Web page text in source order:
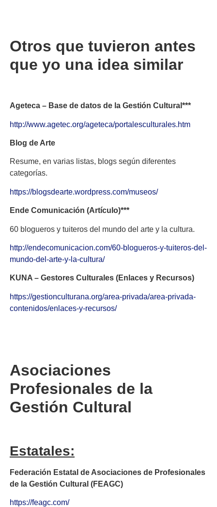
Otros que tuvieron antes
que yo una idea similar
Ageteca – Base de datos de la Gestión Cultural***
http://www.agetec.org/ageteca/portalesculturales.htm
Blog de Arte
Resume, en varias listas, blogs según diferentes
categorías.
https://blogsdearte.wordpress.com/museos/
Ende Comunicación (Artículo)***
60 blogueros y tuiteros del mundo del arte y la cultura.
http://endecomunicacion.com/60-blogueros-y-tuiteros-del-
mundo-del-arte-y-la-cultura/
KUNA – Gestores Culturales (Enlaces y Recursos)
https://gestionculturana.org/area-privada/area-privada-
contenidos/enlaces-y-recursos/
Asociaciones
Profesionales de la
Gestión Cultural
Estatales:
Federación Estatal de Asociaciones de Profesionales
de la Gestión Cultural (FEAGC)
https://feagc.com/